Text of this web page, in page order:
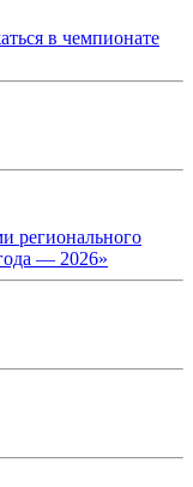
в чемпионате
регионального
— 2026»